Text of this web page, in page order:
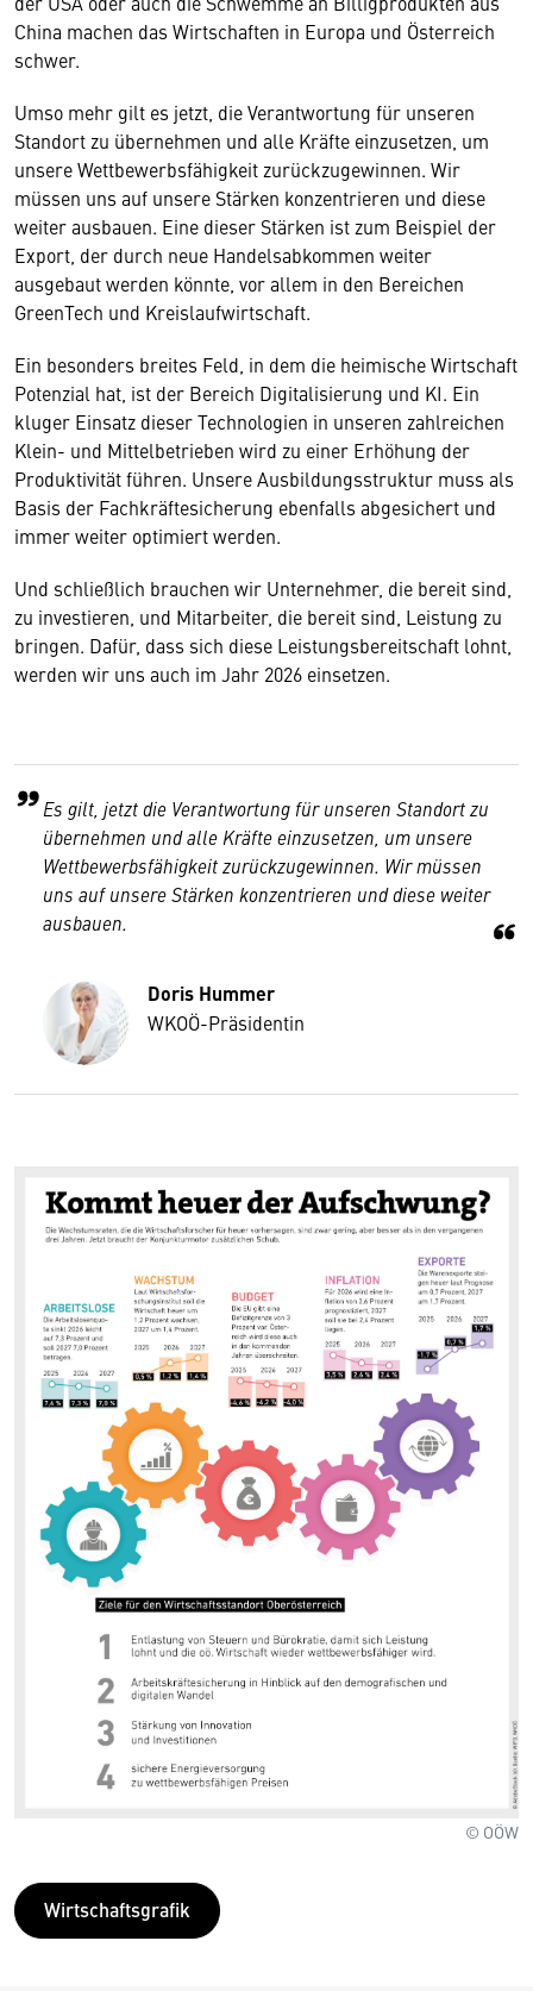
China machen das Wirtschaften in Europa und Österreich
schwer.
Umso mehr gilt es jetzt, die Verantwortung für unseren
Standort zu übernehmen und alle Kräfte einzusetzen, um
unsere Wettbewerbsfähigkeit zurückzugewinnen. Wir
müssen uns auf unsere Stärken konzentrieren und diese
weiter ausbauen. Eine dieser Stärken ist zum Beispiel der
Export, der durch neue Handelsabkommen weiter
ausgebaut werden könnte, vor allem in den Bereichen
GreenTech und Kreislaufwirtschaft.
Ein besonders breites Feld, in dem die heimische Wirtschaft
Potenzial hat, ist der Bereich Digitalisierung und KI. Ein
kluger Einsatz dieser Technologien in unseren zahlreichen
Klein- und Mittelbetrieben wird zu einer Erhöhung der
Produktivität führen. Unsere Ausbildungsstruktur muss als
Basis der Fachkräftesicherung ebenfalls abgesichert und
immer weiter optimiert werden.
Und schließlich brauchen wir Unternehmer, die bereit sind,
zu investieren, und Mitarbeiter, die bereit sind, Leistung zu
bringen. Dafür, dass sich diese Leistungsbereitschaft lohnt,
werden wir uns auch im Jahr 2026 einsetzen.
Es gilt, jetzt die Verantwortung für unseren Standort zu
übernehmen und alle Kräfte einzusetzen, um unsere
Wettbewerbsfähigkeit zurückzugewinnen. Wir müssen
uns auf unsere Stärken konzentrieren und diese weiter
ausbauen.
Doris Hummer
WKOÖ-Präsidentin
© OÖW
Wirtschaftsgrafik